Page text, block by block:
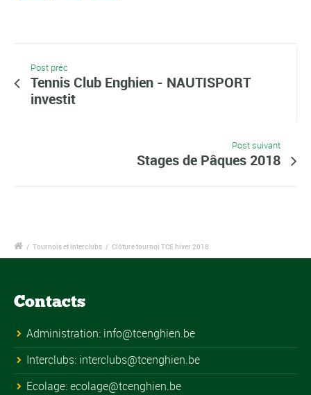
Post préc
Tennis Club Enghien - NAUTISPORT
investit
Post suivant
Stages de Pâques 2018
/ Tournois et Interclubs / Clôture tournoi TCE hiver 2018
Contacts
Administration: info@tcenghien.be
Interclubs: interclubs@tcenghien.be
Ecolage:ecolage@tcenghien.be